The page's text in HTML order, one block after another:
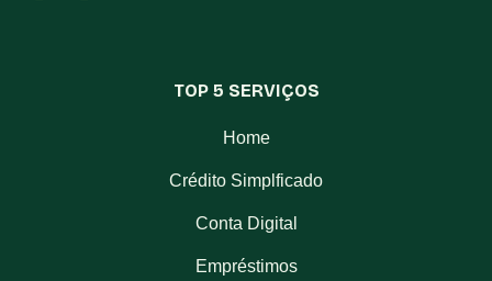
TOP 5 SERVIÇOS
Home
Crédito Simplficado
Conta Digital
Empréstimos